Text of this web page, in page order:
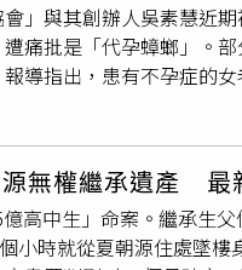
此，恰巧杜女之妹剛好
待黃男與仝男返臺後，
訂3天臺北市某酒店房
指出，黃男辯稱「杜女
我有能力買大房子之後，
」與其創辦人吳素慧近
痛批是「代孕蟑螂」。
導指出，患有不孕症的
她創立「白菜寶寶協會
容均指出吳以高額收費
不孕，在2022年前往烏
。吳素慧一度協助他們
卻又出現，要求加價以
兒護照逼迫當事人「幫她
無權繼承遺產 最
高中生」命案。繼承生
小時就從夏朝源住處墜